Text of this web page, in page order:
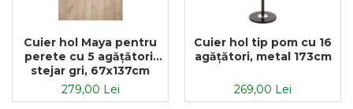
Cuier hol Maya pentru
perete cu 5 agățători,
stejar gri, 67x137cm
279,00 Lei
Cuier hol tip pom cu 16
agățători, metal 173cm
269,00 Lei